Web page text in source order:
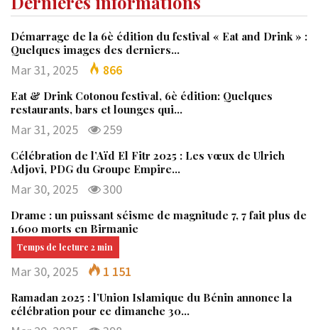
Démarrage de la 6è édition du festival « Eat and Drink » :
Quelques images des derniers…
Mar 31, 2025 866
Eat & Drink Cotonou festival, 6è édition: Quelques
restaurants, bars et lounges qui…
Mar 31, 2025 259
Célébration de l’Aïd El Fitr 2025 : Les vœux de Ulrich
Adjovi, PDG du Groupe Empire…
Mar 30, 2025 300
Drame : un puissant séisme de magnitude 7, 7 fait plus de
1.600 morts en Birmanie
Mar 30, 2025 1 151
Ramadan 2025 : l’Union Islamique du Bénin annonce la
célébration pour ce dimanche 30…